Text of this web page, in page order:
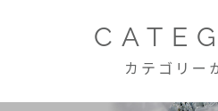
カテゴリー